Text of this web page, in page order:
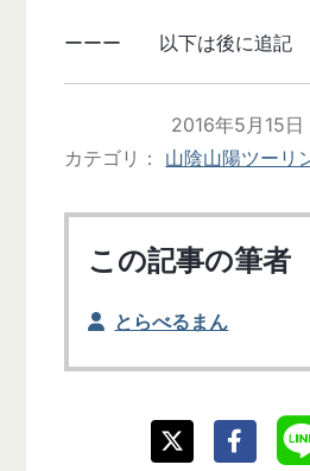
ーーー 以下は後に追
2016年5月15
カテゴリ
山陰山陽ツーリ
この記事の筆者
とらべるまん